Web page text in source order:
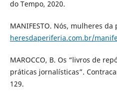
do Tempo, 2020.
MANIFESTO. Nós, mulheres
heresdaperiferia.com.br/
MAROCCO, B. Os “livros de
práticas jornalísticas”.
129.